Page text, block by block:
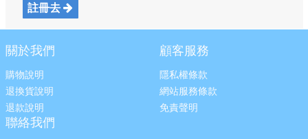
註冊去
關於我們
購物說明
退換貨說明
退款說明
顧客服務
隱私權條款
網站服務條款
免責聲明
聯絡我們